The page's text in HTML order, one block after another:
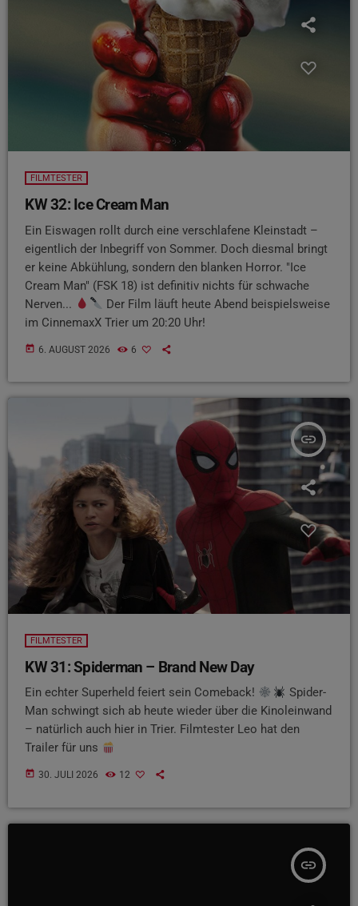
FILMTESTER
KW 32: Ice Cream Man
Ein Eiswagen rollt durch eine verschlafene Kleinstadt –
eigentlich der Inbegriff von Sommer. Doch diesmal bringt
er keine Abkühlung, sondern den blanken Horror. "Ice
Cream Man" (FSK 18) ist definitiv nichts für schwache
Nerven...
Der Film läuft heute Abend beispielsweise
im CinnemaxX Trier um 20:20 Uhr!
today 6. AUGUST 2026 6
insert_link
FILMTESTER
KW 31: Spiderman – Brand New Day
Ein echter Superheld feiert sein Comeback!
Spider-
Man schwingt sich ab heute wieder über die Kinoleinwand
– natürlich auch hier in Trier. Filmtester Leo hat den
Trailer für uns
today 30. JULI 2026 12
insert_link